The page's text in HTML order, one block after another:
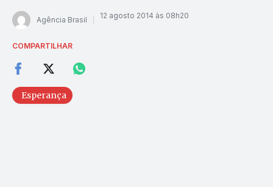
Agência Brasil 12 agosto 2014 às 08h20
COMPARTILHAR
Esperança